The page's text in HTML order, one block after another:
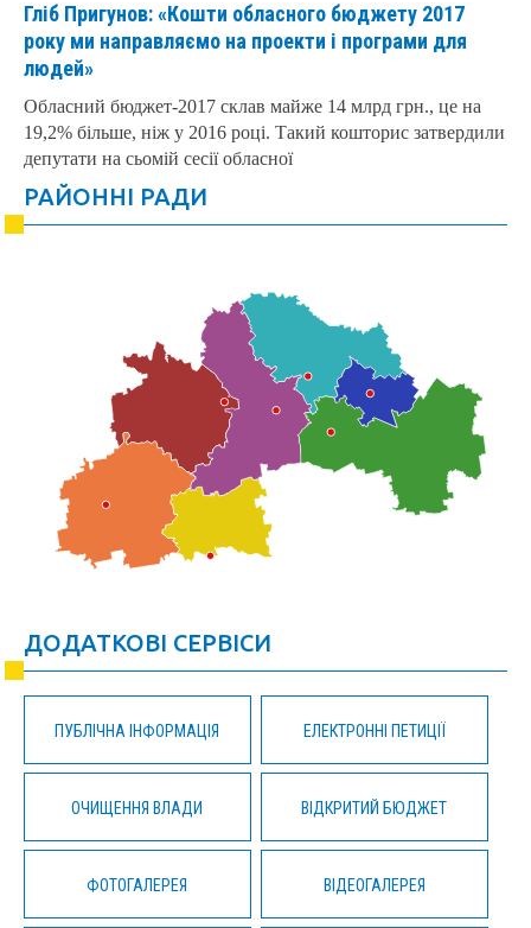
Гліб Пригунов: «Кошти обласного бюджету 2017
року ми направляємо на проекти і програми для
людей»
Обласний бюджет-2017 склав майже 14 млрд грн., це на
19,2% більше, ніж у 2016 році. Такий кошторис затвердили
депутати на сьомій сесії обласної
РАЙОННІ РАДИ
ДОДАТКОВІ СЕРВІСИ
ПУБЛІЧНА ІНФОРМАЦІЯ ЕЛЕКТРОННІ ПЕТИЦІЇ
ОЧИЩЕННЯ ВЛАДИ ВІДКРИТИЙ БЮДЖЕТ
ФОТОГАЛЕРЕЯ ВІДЕОГАЛЕРЕЯ